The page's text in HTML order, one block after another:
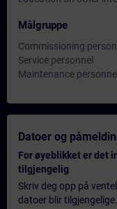
Målgruppe
Commissioning
Service personnel
Maintenance personnel
Datoer og
For øyeblikket er det
tilgjengelig
Skriv deg opp på
datoer blir tilgjengelige.